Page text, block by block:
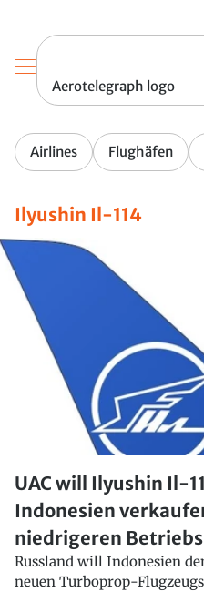
Aerotelegraph logo
Airlines Flughäfen
Ilyushin Il-114
UAC will Ilyushin Il-
Indonesien
niedrigeren
Russland will Indonesien
neuen Turboprop-